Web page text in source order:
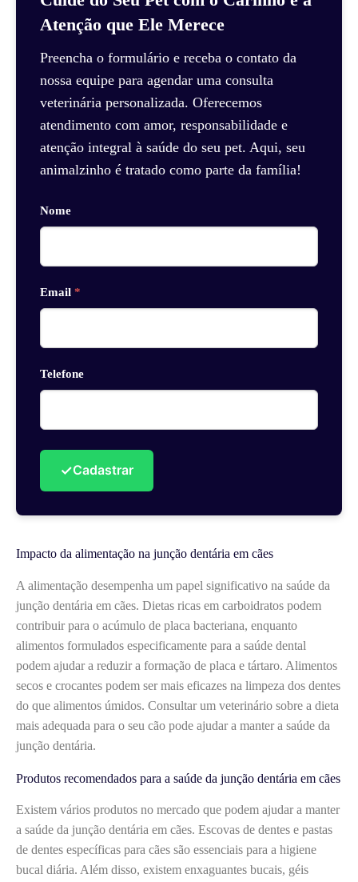
Atenção que Ele Merece
Preencha o formulário e receba o contato da
nossa equipe para agendar uma consulta
veterinária personalizada. Oferecemos
atendimento com amor, responsabilidade e
atenção integral à saúde do seu pet. Aqui, seu
animalzinho é tratado como parte da família!
Nome
Email *
Telefone
✓Cadastrar
Impacto da alimentação na junção dentária em cães
A alimentação desempenha um papel significativo na saúde da
junção dentária em cães. Dietas ricas em carboidratos podem
contribuir para o acúmulo de placa bacteriana, enquanto
alimentos formulados especificamente para a saúde dental
podem ajudar a reduzir a formação de placa e tártaro. Alimentos
secos e crocantes podem ser mais eficazes na limpeza dos dentes
do que alimentos úmidos. Consultar um veterinário sobre a dieta
mais adequada para o seu cão pode ajudar a manter a saúde da
junção dentária.
Produtos recomendados para a saúde da junção dentária em cães
Existem vários produtos no mercado que podem ajudar a manter
a saúde da junção dentária em cães. Escovas de dentes e pastas
de dentes específicas para cães são essenciais para a higiene
bucal diária. Além disso, existem enxaguantes bucais, géis